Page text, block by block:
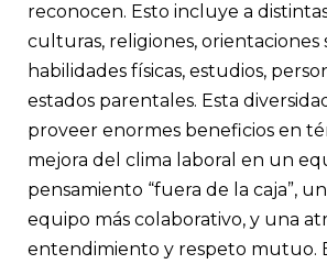
reconocen. Esto incluye a
culturas, religiones, orientaciones
habilidades físicas, estudios,
estados parentales. Esta
proveer enormes beneficios en
mejora del clima laboral en un
pensamiento “fuera de la caja”,
equipo más colaborativo, y una
entendimiento y respeto mutuo.